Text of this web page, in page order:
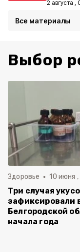
2 августа ,
Все материалы
Выбор
Здоровье 10 июня ,
Три случая
зафиксировали
Белгородской
начала года